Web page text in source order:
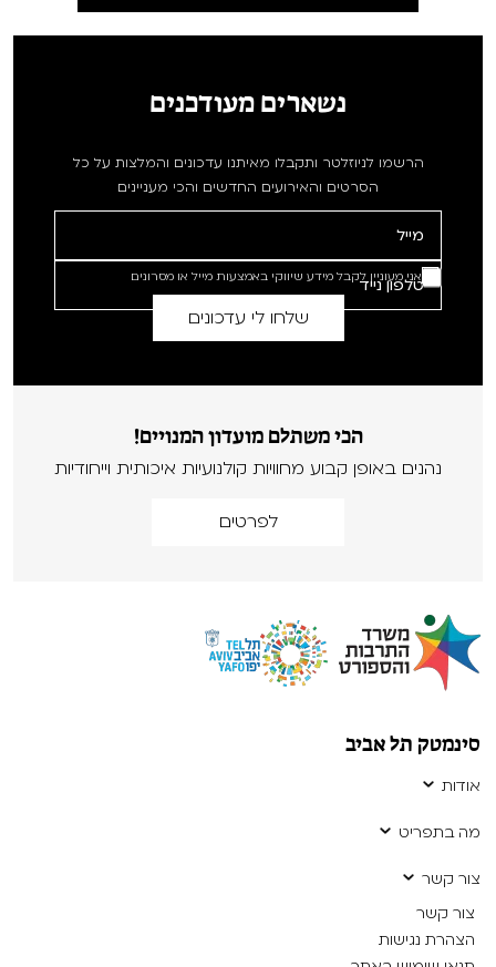
נשארים מעודכנים
הרשמו לניוזלטר ותקבלו מאיתנו עדכונים והמלצות על כל
הסרטים והאירועים החדשים והכי מעניינים
אני מעוניין לקבל מידע שיווקי באמצעות מייל או מסרונים
הכי משתלם מועדון המנויים!
נהנים באופן קבוע מחוויות קולנועיות איכותית וייחודיות
לפרטים
סינמטק תל אביב
אודות
מה בתפריט
צור קשר
צור קשר
הצהרת נגישות